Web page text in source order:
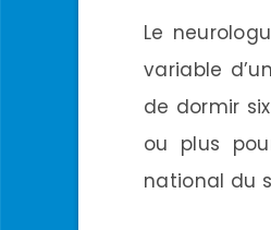
Le
variable
de dormir
ou plus
national du